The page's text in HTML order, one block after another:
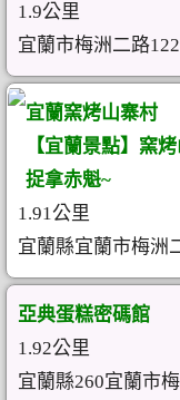
1.9公里
宜蘭市梅洲二路
宜蘭窯烤山寨村
【宜蘭景點】窯
捉拿赤魁~
1.91公里
宜蘭縣宜蘭市梅洲
亞典蛋糕密碼館
1.92公里
宜蘭縣260宜蘭市